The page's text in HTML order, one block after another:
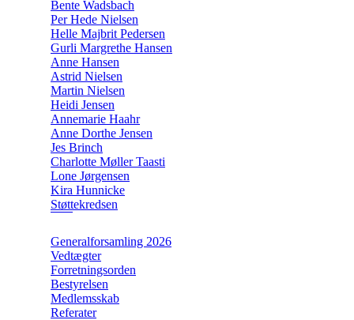
Bente Wadsbach
Per Hede Nielsen
Helle Majbrit Pedersen
Gurli Margrethe Hansen
Anne Hansen
Astrid Nielsen
Martin Nielsen
Heidi Jensen
Annemarie Haahr
Anne Dorthe Jensen
Jes Brinch
Charlotte Møller Taasti
Lone Jørgensen
Kira Hunnicke
Støttekredsen
Generalforsamling 2026
Vedtægter
Forretningsorden
Bestyrelsen
Medlemsskab
Referater